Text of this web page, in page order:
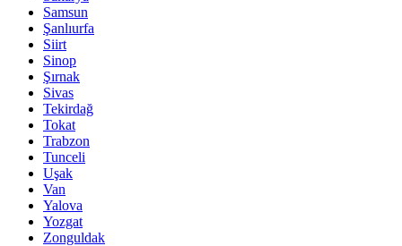
Samsun
Şanlıurfa
Siirt
Sinop
Şırnak
Sivas
Tekirdağ
Tokat
Trabzon
Tunceli
Uşak
Van
Yalova
Yozgat
Zonguldak